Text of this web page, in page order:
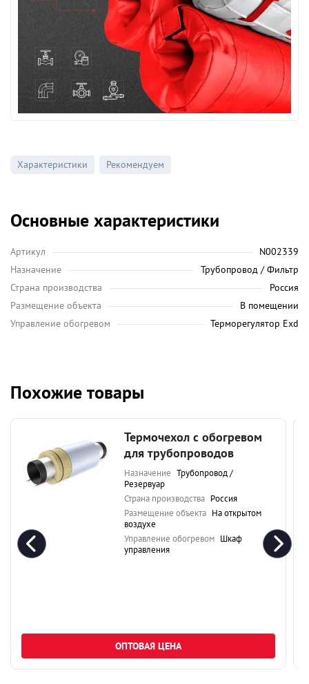
Характеристики Рекомендуем
Основные характеристики
Артикул
N002339
Назначение
Трубопровод / Фильтр
Страна производства
Россия
Размещение объекта
В помещении
Управление обогревом
Терморегулятор Exd
Похожие товары
Термочехол с обогревом
для трубопроводов
Назначение Трубопровод /
Резервуар
Страна производства Россия
Размещение объекта На открытом
воздухе
Управление обогревом Шкаф
управления
ОПТОВАЯ ЦЕНА